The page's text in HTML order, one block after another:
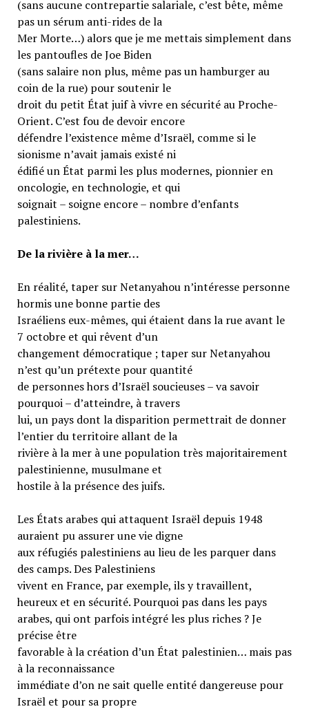
(sans aucune contrepartie salariale, c’est bête, même
pas un sérum anti-rides de la
Mer Morte…) alors que je me mettais simplement dans
les pantoufles de Joe Biden
(sans salaire non plus, même pas un hamburger au
coin de la rue) pour soutenir le
droit du petit État juif à vivre en sécurité au Proche-
Orient. C’est fou de devoir encore
défendre l’existence même d’Israël, comme si le
sionisme n’avait jamais existé ni
édifié un État parmi les plus modernes, pionnier en
oncologie, en technologie, et qui
soignait – soigne encore – nombre d’enfants
palestiniens.
De la rivière à la mer…
En réalité, taper sur Netanyahou n’intéresse personne
hormis une bonne partie des
Israéliens eux-mêmes, qui étaient dans la rue avant le
7 octobre et qui rêvent d’un
changement démocratique ; taper sur Netanyahou
n’est qu’un prétexte pour quantité
de personnes hors d’Israël soucieuses – va savoir
pourquoi – d’atteindre, à travers
lui, un pays dont la disparition permettrait de donner
l’entier du territoire allant de la
rivière à la mer à une population très majoritairement
palestinienne, musulmane et
hostile à la présence des juifs.
Les États arabes qui attaquent Israël depuis 1948
auraient pu assurer une vie digne
aux réfugiés palestiniens au lieu de les parquer dans
des camps. Des Palestiniens
vivent en France, par exemple, ils y travaillent,
heureux et en sécurité. Pourquoi pas dans les pays
arabes, qui ont parfois intégré les plus riches ? Je
précise être
favorable à la création d’un État palestinien… mais pas
à la reconnaissance
immédiate d’on ne sait quelle entité dangereuse pour
Israël et pour sa propre